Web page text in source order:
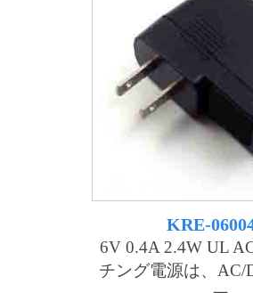
KRE-
6V 0.4A 2.4W UL
チング電源は、AC/